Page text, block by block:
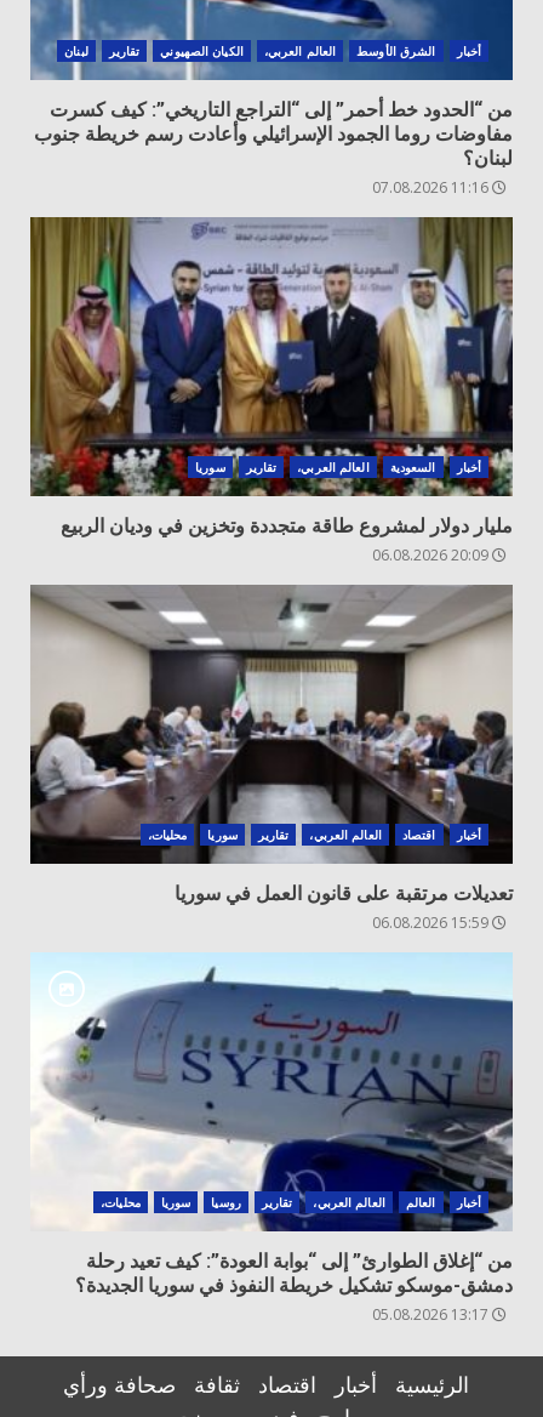
أخبار الشرق الأوسط العالم العربي، الكيان الصهيوني تقارير لبنان
من “الحدود خط أحمر” إلى “التراجع التاريخي”: كيف كسرت
مفاوضات روما الجمود الإسرائيلي وأعادت رسم خريطة جنوب
لبنان؟
أخبار السعودية العالم العربي، تقارير سوريا
مليار دولار لمشروع طاقة متجددة وتخزين في وديان الربيع
أخبار اقتصاد العالم العربي، تقارير سوريا محليات،
تعديلات مرتقبة على قانون العمل في سوريا
أخبار العالم العالم العربي، تقارير روسيا سوريا محليات،
من “إغلاق الطوارئ” إلى “بوابة العودة”: كيف تعيد رحلة
دمشق-موسكو تشكيل خريطة النفوذ في سوريا الجديدة؟
الرئيسية أخبار اقتصاد ثقافة
صحافة ورأي